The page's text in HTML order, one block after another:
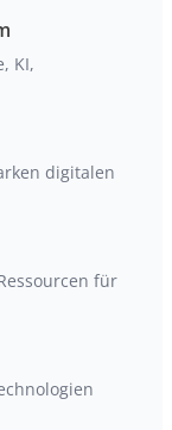
KI,
digitalen
für